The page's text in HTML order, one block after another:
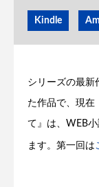
Kindle
シリーズの最新
た作品で、現在
て』は、WEB
ます。第一回は